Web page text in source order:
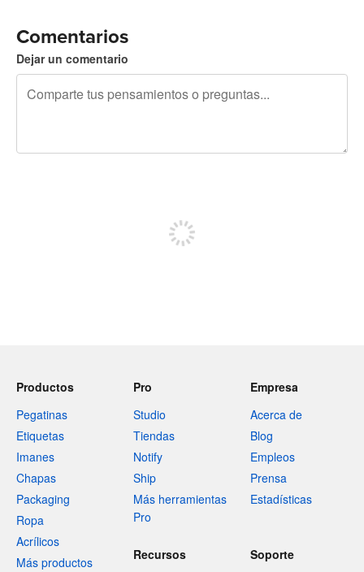
Comentarios
Dejar un comentario
Productos
Pegatinas
Etiquetas
Imanes
Chapas
Packaging
Ropa
Acrílicos
Más productos
Pro
Studio
Tiendas
Notify
Ship
Más herramientas
Pro
Empresa
Acerca de
Blog
Empleos
Prensa
Estadísticas
Recursos Soporte